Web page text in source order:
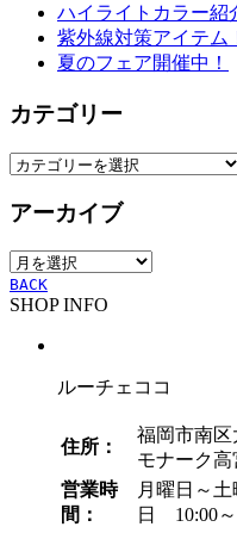
ハイライトカラー紹
紫外線対策アイテム
夏のフェア開催中！
カテゴリー
カ
ゴ
ー
アーカイブ
ア
ー
カ
BACK
SHOP INFO
ルーチェココ
住所：
福岡市南区
モナーク高
営業時
間：
月曜日～
日 10:00～